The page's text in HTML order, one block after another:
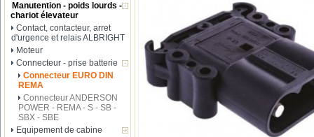
Manutention - poids lourds -
chariot élevateur
Contact, contacteur, arret
d'urgence et relais ALBRIGHT
Moteur
Connecteur - prise batterie
Connecteur EURO DIN
REMA
Connecteur ANDERSON
POWER - REMA - S - SB -
SBX - SBE
Equipement de cabine